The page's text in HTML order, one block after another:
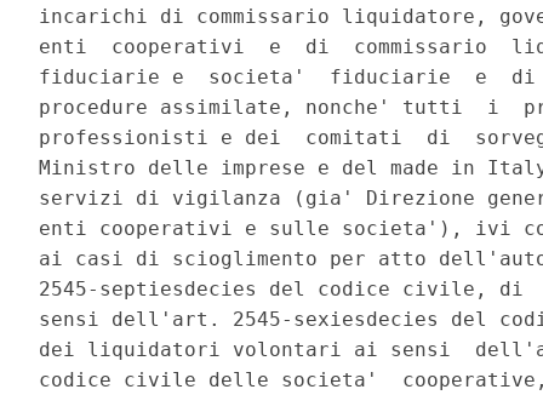
incarichi di commissario liquidatore,
enti  cooperativi  e  di  commissario
fiduciarie e  societa'  fiduciarie  e
procedure assimilate, nonche' tutti  i
professionisti e dei  comitati  di
Ministro delle imprese e del made in
servizi di vigilanza (gia' Direzione
enti cooperativi e sulle societa'), ivi
ai casi di scioglimento per atto
2545-septiesdecies del codice civile,
sensi dell'art. 2545-sexiesdecies del
dei liquidatori volontari ai sensi
codice civile delle societa'